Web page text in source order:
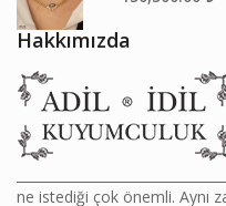
Hakkımızda
ne istediği çok önemli. Aynı